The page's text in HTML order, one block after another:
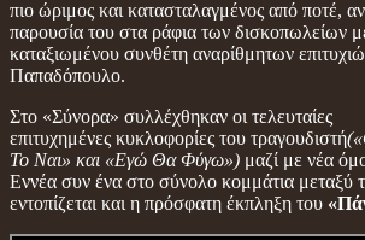
πιο ώριμος και κατασταλαγμένος από ποτέ,
παρουσία του στα ράφια των δισκοπωλείων
καταξιωμένου συνθέτη αναρίθμητων
Παπαδόπουλο.
Στο «Σύνορα» συλλέχθηκαν οι τελευταίες
επιτυχημένες κυκλοφορίες του τραγουδιστή
Το Ναι» και «Εγώ Θα Φύγω») μαζί με νέα
Εννέα συν ένα στο σύνολο κομμάτια μεταξύ
εντοπίζεται και η πρόσφατη έκπληξη του